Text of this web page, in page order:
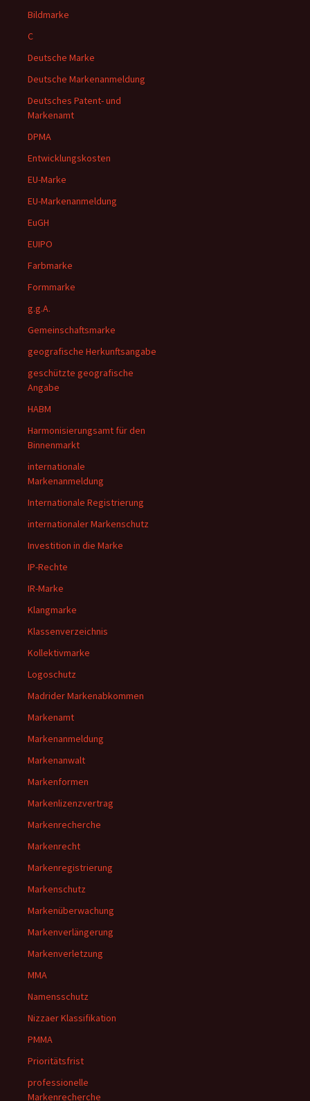
Bildmarke
C
Deutsche Marke
Deutsche Markenanmeldung
Deutsches Patent- und
Markenamt
DPMA
Entwicklungskosten
EU-Marke
EU-Markenanmeldung
EuGH
EUIPO
Farbmarke
Formmarke
g.g.A.
Gemeinschaftsmarke
geografische Herkunftsangabe
geschützte geografische
Angabe
HABM
Harmonisierungsamt für den
Binnenmarkt
internationale
Markenanmeldung
Internationale Registrierung
internationaler Markenschutz
Investition in die Marke
IP-Rechte
IR-Marke
Klangmarke
Klassenverzeichnis
Kollektivmarke
Logoschutz
Madrider Markenabkommen
Markenamt
Markenanmeldung
Markenanwalt
Markenformen
Markenlizenzvertrag
Markenrecherche
Markenrecht
Markenregistrierung
Markenschutz
Markenüberwachung
Markenverlängerung
Markenverletzung
MMA
Namensschutz
Nizzaer Klassifikation
PMMA
Prioritätsfrist
professionelle
Markenrecherche